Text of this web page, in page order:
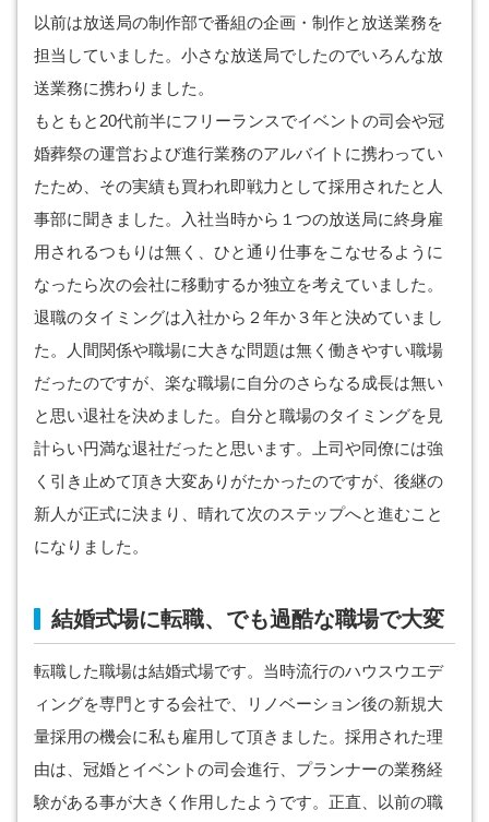
以前は放送局の制作部で番組の企画・制作と放送業務を
担当していました。小さな放送局でしたのでいろんな放
送業務に携わりました。
もともと20代前半にフリーランスでイベントの司会や冠
婚葬祭の運営および進行業務のアルバイトに携わってい
たため、その実績も買われ即戦力として採用されたと人
事部に聞きました。入社当時から１つの放送局に終身雇
用されるつもりは無く、ひと通り仕事をこなせるように
なったら次の会社に移動するか独立を考えていました。
退職のタイミングは入社から２年か３年と決めていまし
た。人間関係や職場に大きな問題は無く働きやすい職場
だったのですが、楽な職場に自分のさらなる成長は無い
と思い退社を決めました。自分と職場のタイミングを見
計らい円満な退社だったと思います。上司や同僚には強
く引き止めて頂き大変ありがたかったのですが、後継の
新人が正式に決まり、晴れて次のステップへと進むこと
になりました。
結婚式場に転職、でも過酷な職場で大変
転職した職場は結婚式場です。当時流行のハウスウエデ
ィングを専門とする会社で、リノベーション後の新規大
量採用の機会に私も雇用して頂きました。採用された理
由は、冠婚とイベントの司会進行、プランナーの業務経
験がある事が大きく作用したようです。正直、以前の職